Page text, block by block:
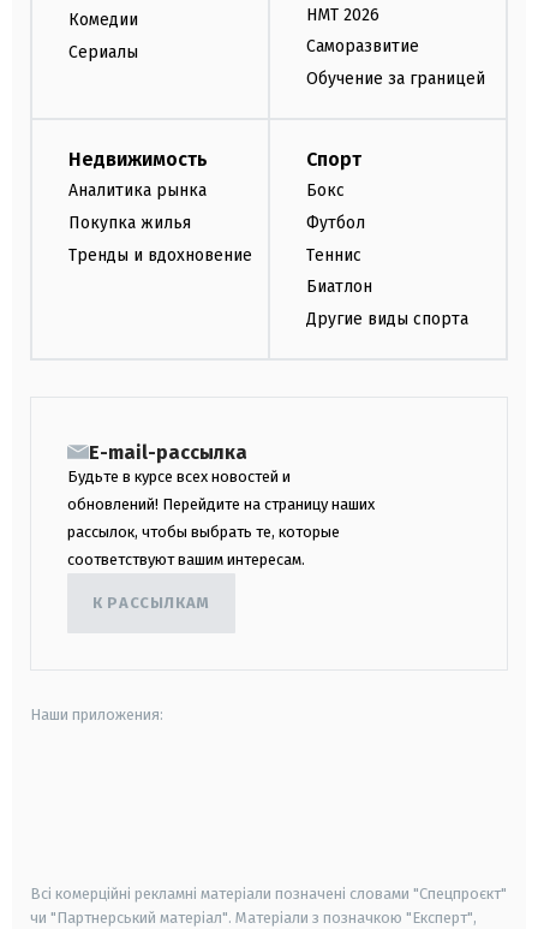
Комедии
Сериалы
НМТ 2026
Саморазвитие
Обучение за границей
Недвижимость
Аналитика рынка
Покупка жилья
Тренды и вдохновение
Спорт
Бокс
Футбол
Теннис
Биатлон
Другие виды спорта
E-mail-рассылка
Будьте в курсе всех новостей и
обновлений! Перейдите на страницу наших
рассылок, чтобы выбрать те, которые
соответствуют вашим интересам.
К РАССЫЛКАМ
Наши приложения:
Всі комерційні рекламні матеріали позначені словами "Спецпроєкт"
чи "Партнерський матеріал". Матеріали з позначкою "Експерт",